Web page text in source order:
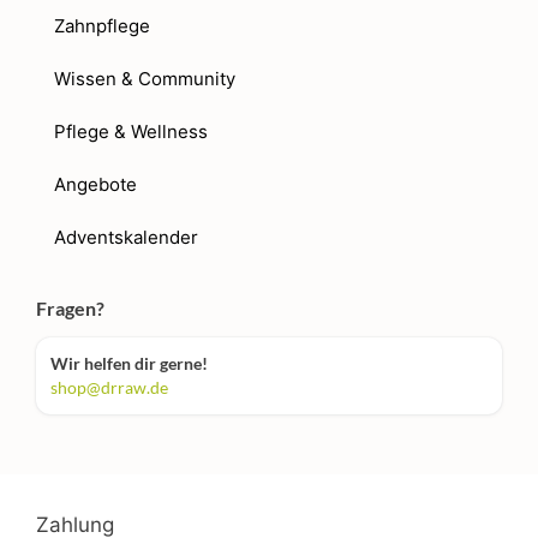
Zahnpflege
Wissen & Community
Pflege & Wellness
Angebote
Adventskalender
Fragen?
Wir helfen dir gerne!
shop@drraw.de
Zahlung